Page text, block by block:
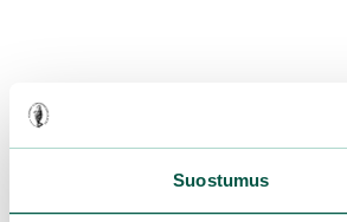
Suostumus